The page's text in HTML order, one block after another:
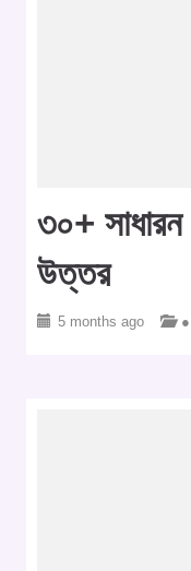
৩০+
উত্তর
5 months ago ●